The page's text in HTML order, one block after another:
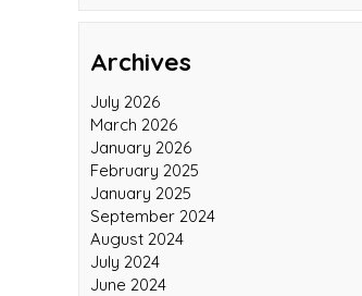
Archives
July 2026
March 2026
January 2026
February 2025
January 2025
September 2024
August 2024
July 2024